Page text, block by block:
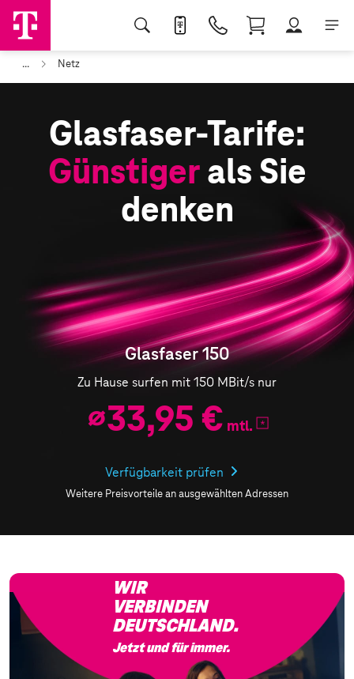
... Netz
Glasfaser-Tarife:
Günstigerals Sie
denken
Glasfaser 150
Zu Hause surfen mit 150 MBit/s nur
⌀33,95 € mtl.
Verfügbarkeit prüfen
Weitere Preisvorteile an ausgewählten Adressen
WIR
VERBINDEN
DEUTSCHLAND.
Jetzt und für immer.